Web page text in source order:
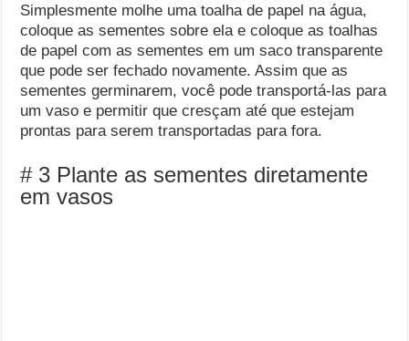
Simplesmente molhe uma toalha de papel na água,
coloque as sementes sobre ela e coloque as toalhas
de papel com as sementes em um saco transparente
que pode ser fechado novamente. Assim que as
sementes germinarem, você pode transportá-las para
um vaso e permitir que cresçam até que estejam
prontas para serem transportadas para fora.
# 3 Plante as sementes diretamente
em vasos